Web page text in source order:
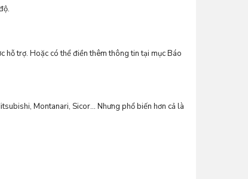
trợ. Hoặc có thể điền thêm thông tin tại mục Báo
Montanari, Sicor… Nhưng phổ biến hơn cả là